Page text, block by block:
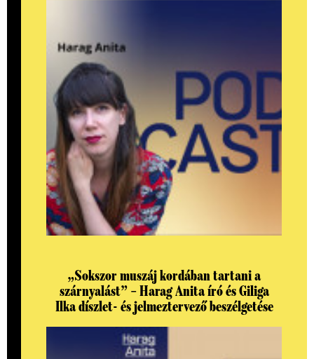
„Sokszor muszáj kordában tartani a
szárnyalást” – Harag Anita író és Giliga
Ilka díszlet- és jelmeztervező beszélgetése